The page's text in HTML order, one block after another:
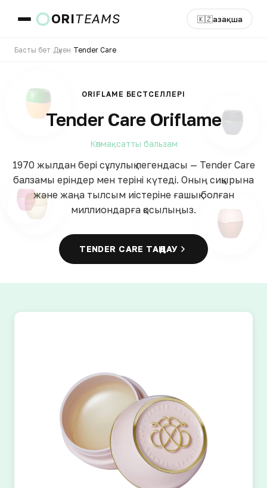
ORITEAMS 🇰🇿Қазақша
ӨТУ
Басты бет Дүкен Tender Care
ORIFLAME БЕСТСЕЛЛЕРІ
Tender Care Oriflame
Көпмақсатты бальзам
1970 жылдан бері сұлулық легендасы — Tender Care
балзамы еріндер мен теріні күтеді. Оның сиқырына
және жаңа тылсым иістеріне ғашық болған
миллиондарға қосылыңыз.
TENDER CARE ТАҢДАУ